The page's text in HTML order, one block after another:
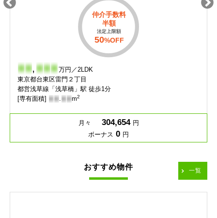
仲介手数料
半額
法定上限額
50%OFF
- - ,- - - 万円／2LDK
東京都台東区雷門２丁目
都営浅草線「浅草橋」駅 徒歩1分
[専有面積] - - .- - m2
月々 304,654 円
ボーナス 0 円
おすすめ物件 一覧